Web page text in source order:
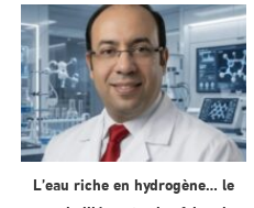
L’eau riche en hydrogène… le